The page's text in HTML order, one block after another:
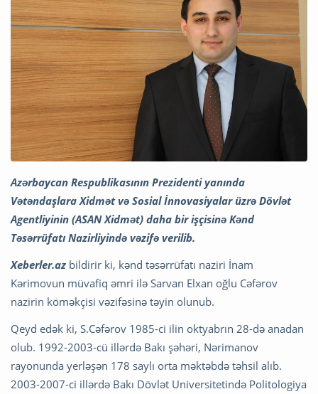
Azərbaycan Respublikasının Prezidenti yanında
Vətəndaşlara Xidmət və Sosial İnnovasiyalar üzrə Dövlət
Agentliyinin (ASAN Xidmət) daha bir işçisinə Kənd
Təsərrüfatı Nazirliyində vəzifə verilib.
Xeberler.az bildirir ki, kənd təsərrüfatı naziri İnam
Kərimovun müvafiq əmri ilə Sarvan Elxan oğlu Cəfərov
nazirin köməkçisi vəzifəsinə təyin olunub.
Qeyd edək ki, S.Cəfərov 1985-ci ilin oktyabrın 28-də anadan
olub. 1992-2003-cü illərdə Bakı şəhəri, Nərimanov
rayonunda yerləşən 178 saylı orta məktəbdə təhsil alıb.
2003-2007-ci illərdə Bakı Dövlət Universitetində Politologiya